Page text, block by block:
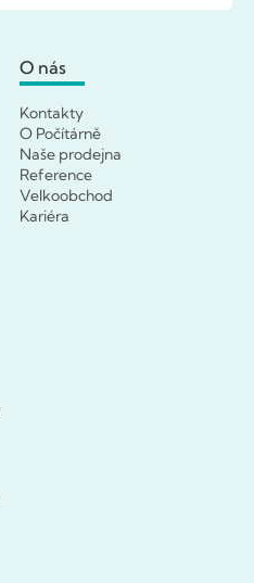
O nás
Kontakty
O Počítárně
Naše prodejna
Reference
Velkoobchod
Kariéra